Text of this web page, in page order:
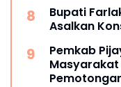
Bupati
Asalkan
Pemkab
Masyarakat